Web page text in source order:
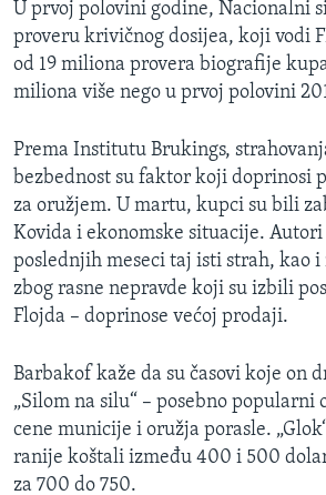
U prvoj polovini godine, Nacionalni
proveru krivičnog dosijea, koji vodi
od 19 miliona provera biografije
miliona više nego u prvoj polovini
Prema Institutu Brukings,
bezbednost su faktor koji doprinosi
za oružjem. U martu, kupci su bili
Kovida i ekonomske situacije.
poslednjih meseci taj isti strah, kao
zbog rasne nepravde koji su izbili
Flojda – doprinose većoj prodaji.
Barbakof kaže da su časovi koje on
„Silom na silu“ – posebno popularni
cene municije i oružja porasle.
ranije koštali između 400 i 500
za 700 do 750.